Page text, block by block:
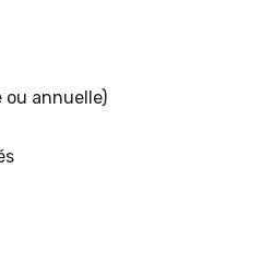
annuelle)